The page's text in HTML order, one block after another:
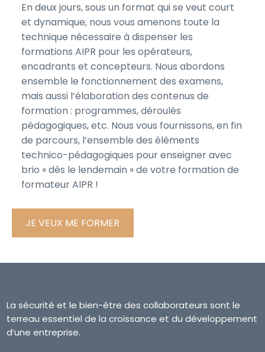
En deux jours, sous un format qui se veut court
et dynamique, nous vous amenons toute la
technique nécessaire à dispenser les
formations AIPR pour les opérateurs,
encadrants et concepteurs. Nous abordons
ensemble le fonctionnement des examens,
mais aussi l’élaboration des contenus de
formation : programmes, déroulés
pédagogiques, etc. Nous vous fournissons, en fin
de parcours, l’ensemble des éléments
technico-pédagogiques pour enseigner avec
brio « dès le lendemain » de votre formation de
formateur AIPR !
JE VEUX ME FORMER
La sécurité et le bien-être des collaborateurs sont le
terreau essentiel de la croissance et du développement
d’une entreprise.